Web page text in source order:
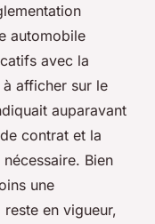
automobile
avec la
afficher sur le
auparavant
contrat et la
Bien
une
reste en vigueur,